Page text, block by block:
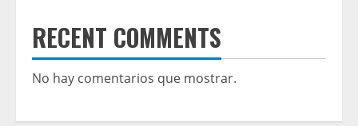
RECENT COMMENTS
No hay comentarios que mostrar.